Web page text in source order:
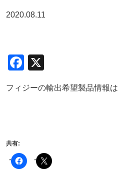
2020.08.11
F
c
o
フィジーの輸出希望製品情報は
共有: